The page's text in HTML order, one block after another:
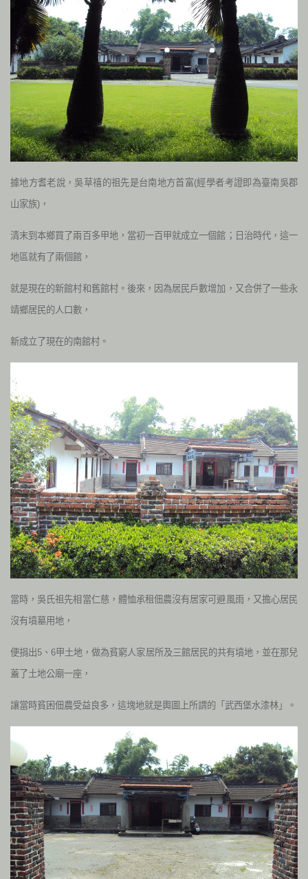
據地方耆老說，吳草禧的祖先是台南地方首富(經學者考證即為臺南吳郡
山家族)，
清末到本鄉買了兩百多甲地，當初一百甲就成立一個館；日治時代，這一
地區就有了兩個館，
就是現在的新館村和舊館村。後來，因為居民戶數增加，又合併了一些永
靖鄉居民的人口數，
新成立了現在的南館村。
當時，吳氏祖先相當仁慈，體恤承租佃農沒有居家可避風雨，又擔心居民
沒有墳墓用地，
便捐出5、6甲土地，做為貧窮人家居所及三館居民的共有墳地，並在那兒
蓋了土地公廟一座，
讓當時貧困佃農受益良多，這塊地就是輿圖上所謂的「武西堡水漆林 」 。